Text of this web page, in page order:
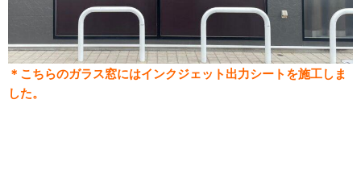
＊こちらのガラス窓にはインクジェット出力シートを施工しま
した。